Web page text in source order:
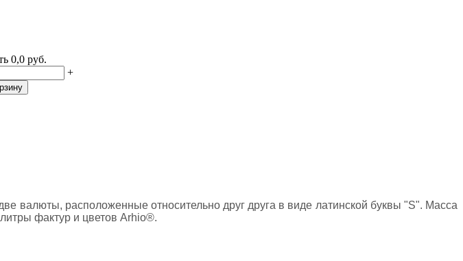
0,0 руб.
+
валюты, расположенные относительно друг друга в виде латинской буквы "S". Масса
фактур и цветов Arhio®.